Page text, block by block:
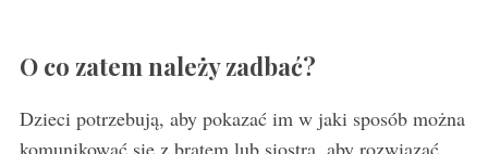
O co zatem należy zadbać?
Dzieci potrzebują, aby pokazać im w jaki sposób można
komunikować się z bratem lub siostrą, aby rozwiązać